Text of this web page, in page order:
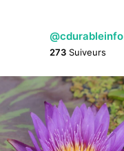
@cdurableinfo
273 Suiveurs